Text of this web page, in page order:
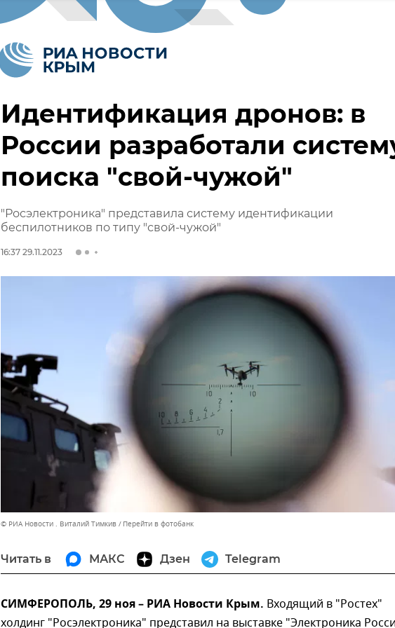
Идентификация дронов: в
России разработали
поиска "свой-чужой"
"Росэлектроника" представила систему идентификации
беспилотников по типу "свой-чужой"
16:37 29.11.2023
© РИА Новости . Виталий Тимкив Перейти в фотобанк
Читать в МАКС Дзен Telegram
СИМФЕРОПОЛЬ, 29 ноя – РИА Новости Крым. Входящий в "Ростех"
холдинг "Росэлектроника" представил на выставке "Электроника